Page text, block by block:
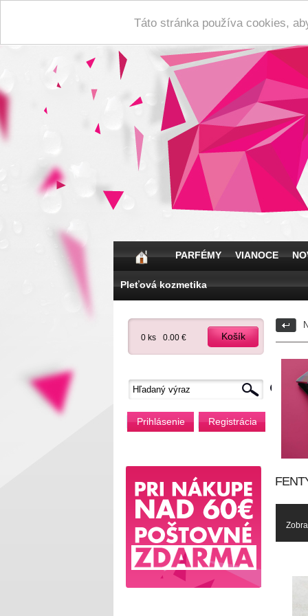
Táto stránka používa cookies,
PARFÉMY VIANOCE
Pleťová kozmetika
0 ks 0.00 € Košík
Prihlásenie Registrácia